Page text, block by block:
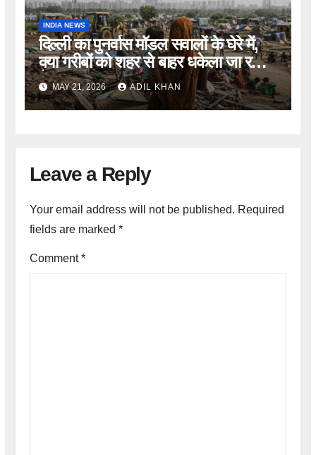
INDIA NEWS
दिल्ली का पुनर्वास मॉडल सवालों के घेरे में,
क्या गरीबों को शहर से बाहर धकेला जा रहा
है?MAY 21, 2026 ADIL KHAN
Leave a Reply
Your email address will not be published. Required
fields are marked *
Comment*